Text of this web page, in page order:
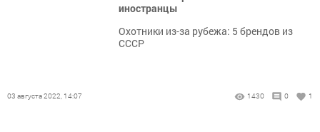
иностранцы
Охотники из-за рубежа: 5 брендов из
СССР
03 августа 2022, 14:07 1430 0 1